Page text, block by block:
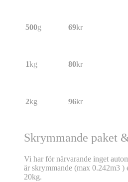
500g 69kr
1kg 80kr
2kg 96kr
Skrymmande paket
Vi har för närvarande inget
är skrymmande (max 0.242m3 )
20kg.